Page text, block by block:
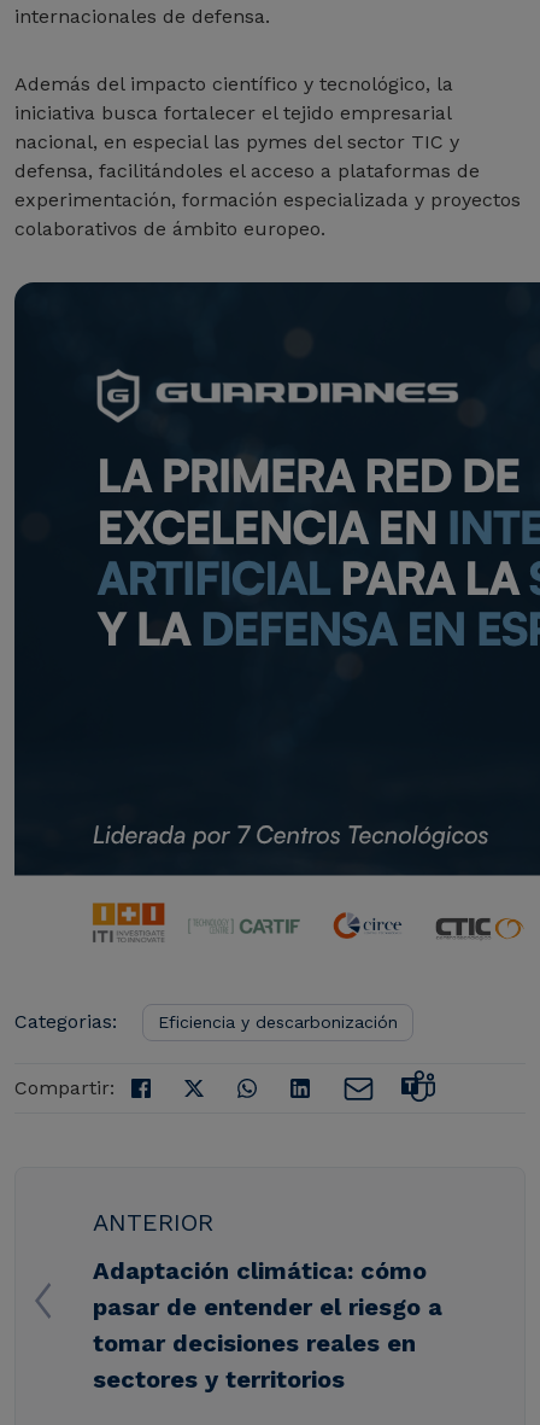
internacionales de defensa.
Además del impacto científico y tecnológico, la
iniciativa busca fortalecer el tejido empresarial
nacional, en especial las pymes del sector TIC y
defensa, facilitándoles el acceso a plataformas de
experimentación, formación especializada y proyectos
colaborativos de ámbito europeo.
Categorias: Eficiencia y descarbonización
Compartir:
ANTERIOR
Adaptación climática: cómo
pasar de entender el riesgo a
tomar decisiones reales en
sectores y territorios